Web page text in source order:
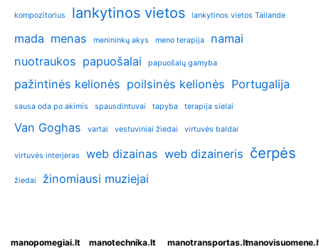
kompozitorius lankytinos vietos lankytinos vietos Tailande
mada menas menininkų akys meno terapija
namai
nuotraukos papuošalai papuošalų gamyba
pažintinės kelionės poilsinės kelionės Portugalija
sausa oda po akimis spausdintuvai tapyba terapija sielai
Van Goghas vartai vestuviniai žiedai virtuvės baldai
virtuvės interjeras web dizainas web dizaineris čerpės
žiedai žinomiausi muziejai
manopomegiai.lt manotechnika.lt manotransportas.lt